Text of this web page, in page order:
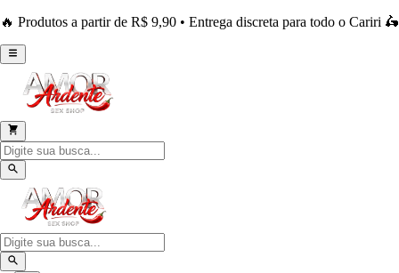
🔥 Produtos a partir de R$ 9,90 • Entrega discreta para todo o Cariri 🛵